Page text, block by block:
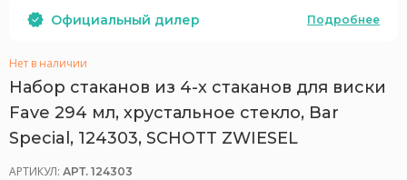
Официальный дилер Подробнее
Нет в наличии
Набор стаканов из 4-х стаканов для виски
Fave 294 мл, хрустальное стекло, Bar
Special, 124303, SCHOTT ZWIESEL
АРТИКУЛ: АРТ. 124303